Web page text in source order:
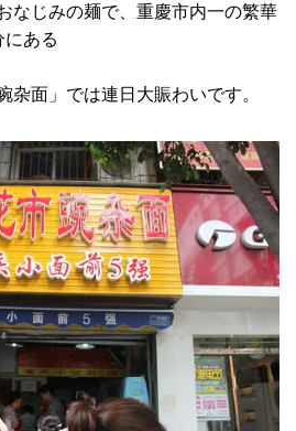
なじみの麺で、重慶市内一の繁華
ある
杂面」では連日大賑わいです。